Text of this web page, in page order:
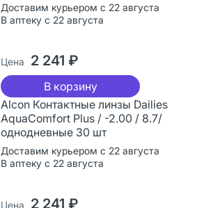
Доставим курьером с 22 августа
В аптеку с 22 августа
Цена 2 241 ₽
В корзину
Alcon Контактные линзы Dailies
AquaComfort Plus / -2.00 / 8.7/
однодневные 30 шт
Доставим курьером с 22 августа
В аптеку с 22 августа
Цена 2 241 ₽